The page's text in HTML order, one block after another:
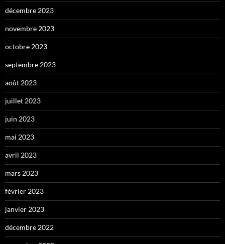
décembre 2023
novembre 2023
octobre 2023
septembre 2023
août 2023
juillet 2023
juin 2023
mai 2023
avril 2023
mars 2023
février 2023
janvier 2023
décembre 2022